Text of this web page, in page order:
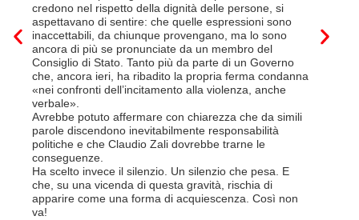
credono nel rispetto della dignità delle persone, si
aspettavano di sentire: che quelle espressioni sono
inaccettabili, da chiunque provengano, ma lo sono
ancora di più se pronunciate da un membro del
Consiglio di Stato. Tanto più da parte di un Governo
che, ancora ieri, ha ribadito la propria ferma condanna
«nei confronti dell’incitamento alla violenza, anche
verbale».
Avrebbe potuto affermare con chiarezza che da simili
parole discendono inevitabilmente responsabilità
politiche e che Claudio Zali dovrebbe trarne le
conseguenze.
Ha scelto invece il silenzio. Un silenzio che pesa. E
che, su una vicenda di questa gravità, rischia di
apparire come una forma di acquiescenza. Così non
va!
franchi
Questa